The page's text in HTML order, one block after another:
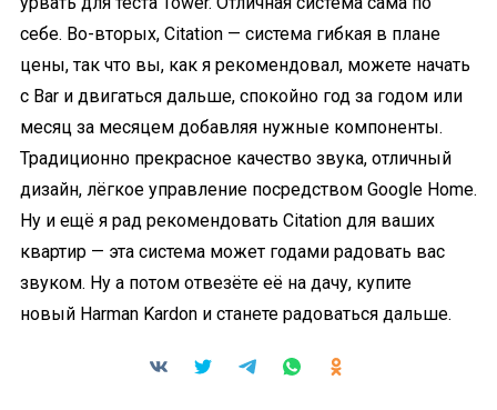
себе. Во-вторых, Citation — система гибкая в плане
цены, так что вы, как я рекомендовал, можете начать
с Bar и двигаться дальше, спокойно год за годом или
месяц за месяцем добавляя нужные компоненты.
Традиционно прекрасное качество звука, отличный
дизайн, лёгкое управление посредством Google Home.
Ну и ещё я рад рекомендовать Citation для ваших
квартир — эта система может годами радовать вас
звуком. Ну а потом отвезёте её на дачу, купите
новый Harman Kardon и станете радоваться дальше.